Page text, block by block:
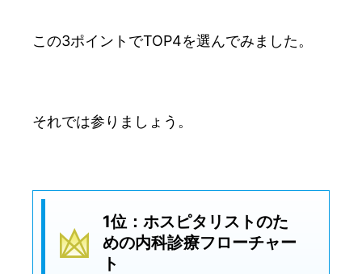
この3ポイントでTOP4を選んでみました。
それでは参りましょう。
1位：ホスピタリストのた
めの内科診療フローチャー
ト